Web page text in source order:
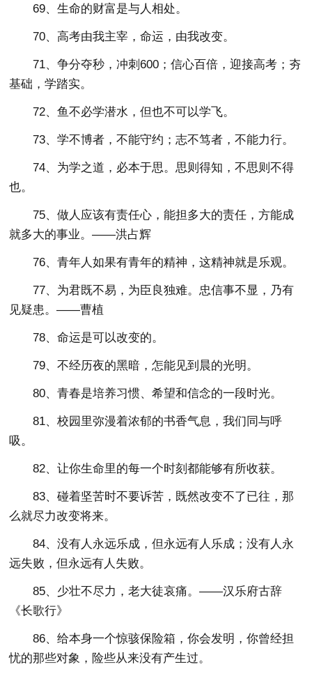
69、生命的财富是与人相处。
70、高考由我主宰，命运，由我改变。
71、争分夺秒，冲刺600；信心百倍，迎接高考；夯
基础，学踏实。
72、鱼不必学潜水，但也不可以学飞。
73、学不博者，不能守约；志不笃者，不能力行。
74、为学之道，必本于思。思则得知，不思则不得
也。
75、做人应该有责任心，能担多大的责任，方能成
就多大的事业。——洪占辉
76、青年人如果有青年的精神，这精神就是乐观。
77、为君既不易，为臣良独难。忠信事不显，乃有
见疑患。——曹植
78、命运是可以改变的。
79、不经历夜的黑暗，怎能见到晨的光明。
80、青春是培养习惯、希望和信念的一段时光。
81、校园里弥漫着浓郁的书香气息，我们同与呼
吸。
82、让你生命里的每一个时刻都能够有所收获。
83、碰着坚苦时不要诉苦，既然改变不了已往，那
么就尽力改变将来。
84、没有人永远乐成，但永远有人乐成；没有人永
远失败，但永远有人失败。
85、少壮不尽力，老大徒哀痛。——汉乐府古辞
《长歌行》
86、给本身一个惊骇保险箱，你会发明，你曾经担
忧的那些对象，险些从来没有产生过。